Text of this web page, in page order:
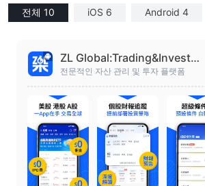
전체 10 iOS 6 Android 4
ZL Global:Trading&Investm
ent
전문적인 자산 관리 및 투자 플랫폼